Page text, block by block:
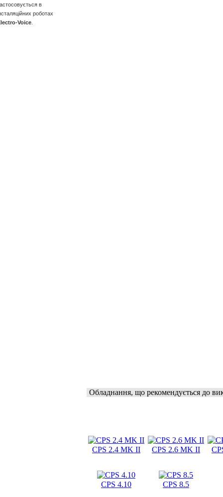
в
роботах
Voice
Обладнання, що рекомендується до
CPS 2.4 MK II CPS 2.6 MK II
CPS 4.10 CPS 8.5